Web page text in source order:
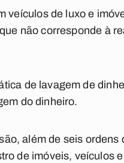
veículos de luxo e
que não corresponde à
de lavagem de
do dinheiro.
além de seis ordens
de imóveis, veículos